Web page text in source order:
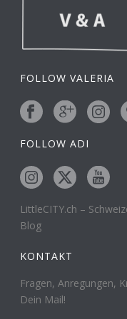
FOLLOW VALERIA
FOLLOW ADI
LittleCITY.ch –
Blog
KONTAKT
Fragen, Anregungen,
Dein Mail!